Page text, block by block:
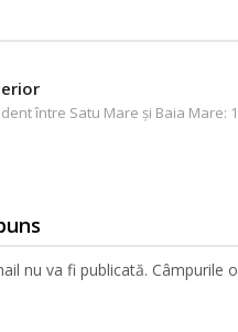
între Satu Mare şi Baia Mare:
nu va fi publicată. Câmpurile